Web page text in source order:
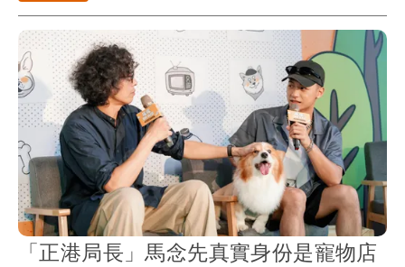
「正港局長」馬念先真實身份是寵物店